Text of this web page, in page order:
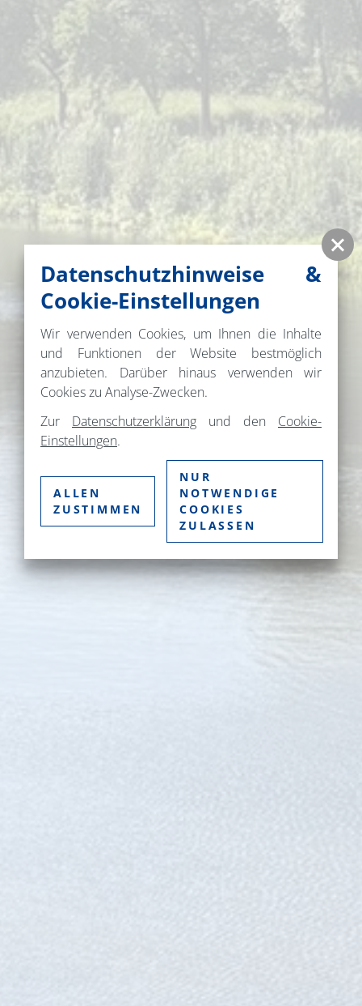
Datenschutzhinweise &
Cookie-Einstellungen
Wir verwenden Cookies, um Ihnen die Inhalte
und Funktionen der Website bestmöglich
anzubieten. Darüber hinaus verwenden wir
Cookies zu Analyse-Zwecken.
Zur Datenschutzerklärung und den Cookie-
Einstellungen.
ALLEN
ZUSTIMMEN
NUR
NOTWENDIGE
COOKIES
ZULASSEN